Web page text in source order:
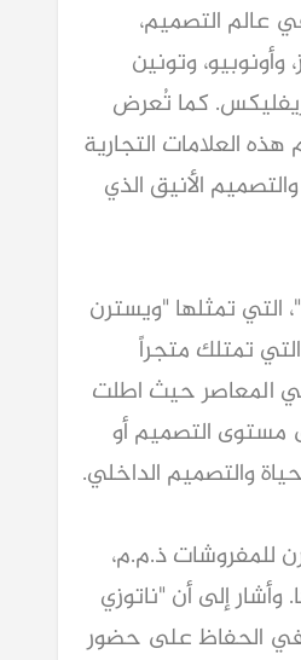
عالم التصميم،
وأونوبيو، وتونين
وريفليكس. كما تُعرض
هذه العلامات التجارية
الأنيق الذي
التي تمثلها "ويسترن
العلامة، التي تمتلك متجراً
المعاصر حيث اطلت
من 20 إلى 26 ابريل سواء على مستوى التصميم أو
والتصميم الداخلي.
للمفروشات ذ.م.م،
إلى أن "ناتوزي
في الحفاظ على حضور